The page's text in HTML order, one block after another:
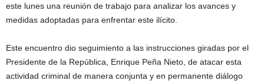
este lunes una reunión de trabajo para analizar los avances y
medidas adoptadas para enfrentar este ilícito.
Este encuentro dio seguimiento a las instrucciones giradas por el
Presidente de la República, Enrique Peña Nieto, de atacar esta
actividad criminal de manera conjunta y en permanente diálogo